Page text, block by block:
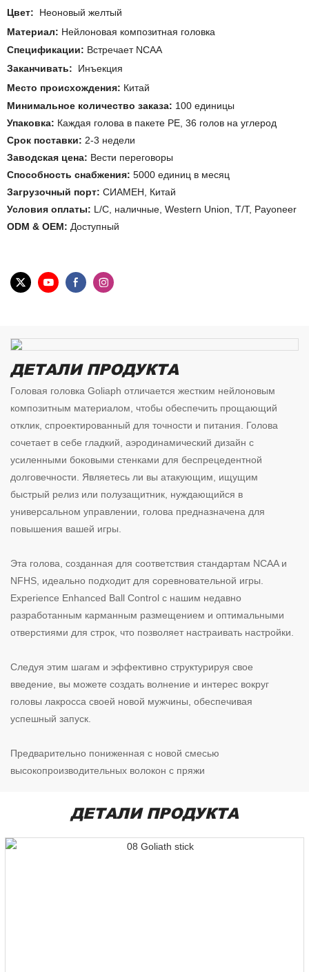
Цвет:
Неоновый желтый
Материал: Нейлоновая композитная головка
Спецификации: Встречает NCAA
Заканчивать:
Инъекция
Место происхождения: Китай
Минимальное количество заказа: 100 единицы
Упаковка: Каждая голова в пакете PE, 36 голов на углерод
Срок поставки: 2-3 недели
Заводская цена: Вести переговоры
Способность снабжения: 5000 единиц в месяц
Загрузочный порт: СИАМЕН, Китай
Условия оплаты: L/C, наличные, Western Union, T/T, Payoneer
ODM & OEM: Доступный
ДЕТАЛИ ПРОДУКТА
Головая головка Goliaph отличается жестким нейлоновым
композитным материалом, чтобы обеспечить прощающий
отклик, спроектированный для точности и питания. Голова
сочетает в себе гладкий, аэродинамический дизайн с
усиленными боковыми стенками для беспрецедентной
долговечности. Являетесь ли вы атакующим, ищущим
быстрый релиз или полузащитник, нуждающийся в
универсальном управлении, голова предназначена для
повышения вашей игры.
Эта голова, созданная для соответствия стандартам NCAA и
NFHS, идеально подходит для соревновательной игры.
Experience Enhanced Ball Control с нашим недавно
разработанным карманным размещением и оптимальными
отверстиями для строк, что позволяет настраивать настройки.
Следуя этим шагам и эффективно структурируя свое
введение, вы можете создать волнение и интерес вокруг
головы лакросса своей новой мужчины, обеспечивая
успешный запуск.
Предварительно пониженная с новой смесью
высокопроизводительных волокон с пряжи
ДЕТАЛИ ПРОДУКТА